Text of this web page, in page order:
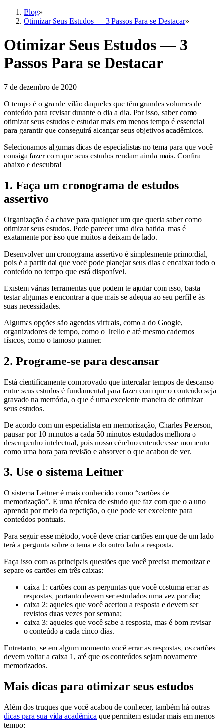
Blog»
Otimizar Seus Estudos — 3 Passos Para se Destacar»
Otimizar Seus Estudos — 3
Passos Para se Destacar
7 de dezembro de 2020
O tempo é o grande vilão daqueles que têm grandes volumes de
conteúdo para revisar durante o dia a dia. Por isso, saber como
otimizar seus estudos e estudar mais em menos tempo é essencial
para garantir que conseguirá alcançar seus objetivos acadêmicos.
Selecionamos algumas dicas de especialistas no tema para que você
consiga fazer com que seus estudos rendam ainda mais. Confira
abaixo e descubra!
1. Faça um cronograma de estudos
assertivo
Organização é a chave para qualquer um que queria saber como
otimizar seus estudos. Pode parecer uma dica batida, mas é
exatamente por isso que muitos a deixam de lado.
Desenvolver um cronograma assertivo é simplesmente primordial,
pois é a partir daí que você pode planejar seus dias e encaixar todo o
conteúdo no tempo que está disponível.
Existem várias ferramentas que podem te ajudar com isso, basta
testar algumas e encontrar a que mais se adequa ao seu perfil e às
suas necessidades.
Algumas opções são agendas virtuais, como a do Google,
organizadores de tempo, como o Trello e até mesmo cadernos
físicos, como o famoso planner.
2. Programe-se para descansar
Está cientificamente comprovado que intercalar tempos de descanso
entre seus estudos é fundamental para fazer com que o conteúdo seja
gravado na memória, o que é uma excelente maneira de otimizar
seus estudos.
De acordo com um especialista em memorização, Charles Peterson,
pausar por 10 minutos a cada 50 minutos estudados melhora o
desempenho intelectual, pois nosso cérebro entende esse momento
como uma hora para revisão e absorver o que acabou de ver.
3. Use o sistema Leitner
O sistema Leitner é mais conhecido como “cartões de
memorização”. É uma técnica de estudo que faz com que o aluno
aprenda por meio da repetição, o que pode ser excelente para
conteúdos pontuais.
Para seguir esse método, você deve criar cartões em que de um lado
terá a pergunta sobre o tema e do outro lado a resposta.
Faça isso com as principais questões que você precisa memorizar e
separe os cartões em três caixas:
caixa 1: cartões com as perguntas que você costuma errar as
respostas, portanto devem ser estudados uma vez por dia;
caixa 2: aqueles que você acertou a resposta e devem ser
revistos duas vezes por semana;
caixa 3: aqueles que você sabe a resposta, mas é bom revisar
o conteúdo a cada cinco dias.
Entretanto, se em algum momento você errar as respostas, os cartões
devem voltar a caixa 1, até que os conteúdos sejam novamente
memorizados.
Mais dicas para otimizar seus estudos
Além dos truques que você acabou de conhecer, também há outras
dicas para sua vida acadêmica que permitem estudar mais em menos
tempo: